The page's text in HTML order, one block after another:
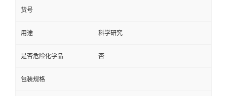
货号
用途 科学研究
是否危险化学品 否
包装规格